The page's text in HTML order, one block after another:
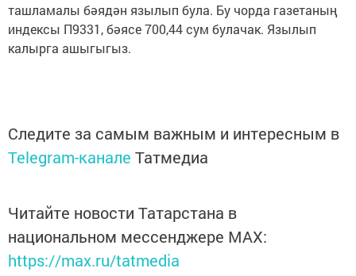
ташламалы бәядән язылып була. Бу чорда газетаның
индексы П9331, бәясе 700,44 сум булачак. Язылып
калырга ашыгыгыз.
Следите за самым важным и интересным в
Telegram-канале Татмедиа
Читайте новости Татарстана в
национальном мессенджере MАХ:
https://max.ru/tatmedia